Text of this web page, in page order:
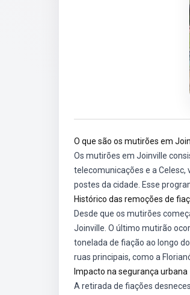
O que são os mutirões em
Os mutirões em Joinville
telecomunicações e a
postes da cidade. Esse
Histórico das remoções de
Desde que os mutirões
Joinville. O último mutirão
tonelada de fiação ao longo
ruas principais, como a
Impacto na segurança urbana
A retirada de fiações